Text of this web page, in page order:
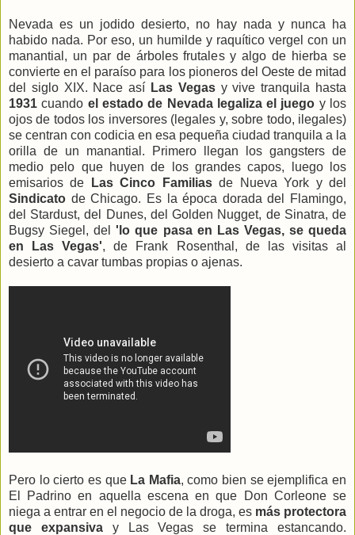
Nevada es un jodido desierto, no hay nada y nunca ha
habido nada. Por eso, un humilde y raquítico vergel con un
manantial, un par de árboles frutales y algo de hierba se
convierte en el paraíso para los pioneros del Oeste de mitad
del siglo XIX. Nace así Las Vegasy vive tranquila hasta
1931 cuando el estado de Nevada legaliza el juego y los
ojos de todos los inversores (legales y, sobre todo, ilegales)
se centran con codicia en esa pequeña ciudad tranquila a la
orilla de un manantial. Primero llegan los gangsters de
medio pelo que huyen de los grandes capos, luego los
emisarios de
Las Cinco Familiasde Nueva York y del
Sindicato de Chicago. Es la época dorada del Flamingo,
del Stardust, del Dunes, del Golden Nugget, de Sinatra, de
Bugsy Siegel, del'lo que pasa en Las Vegas, se queda
en Las Vegas', de Frank Rosenthal, de las visitas al
desierto a cavar tumbas propias o ajenas.
Pero lo cierto es que La Mafia, como bien se ejemplifica en
El Padrino en aquella escena en que Don Corleone se
niega a entrar en el negocio de la droga, es más protectora
que expansivay Las Vegas se termina estancando.